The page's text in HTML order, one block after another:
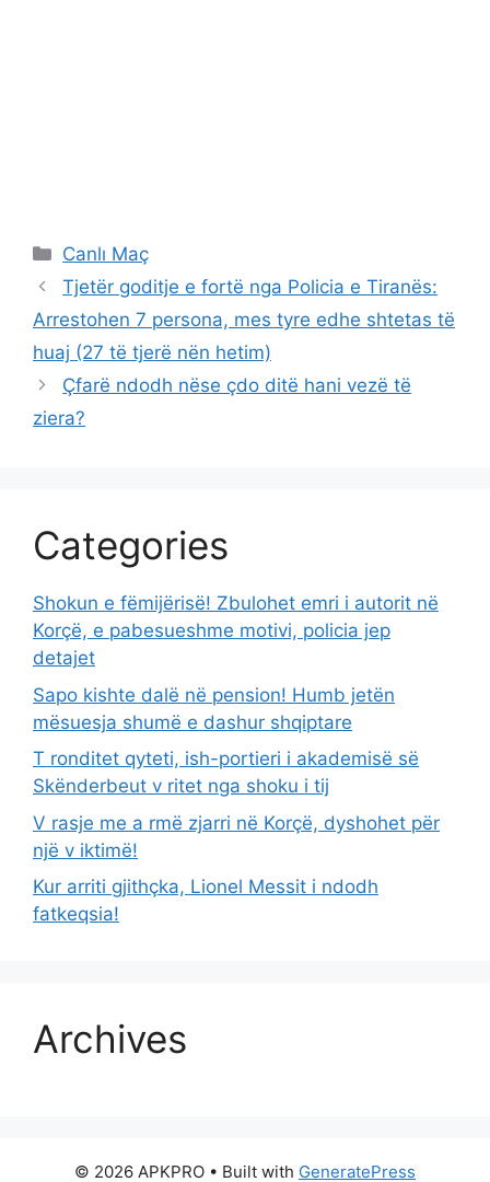
Categories
Canlı Maç
Tjetër goditje e fortë nga Policia e Tiranës:
Arrestohen 7 persona, mes tyre edhe shtetas të
huaj (27 të tjerë nën hetim)
Çfarë ndodh nëse çdo ditë hani vezë të
ziera?
Categories
Shokun e fëmijërisë! Zbulohet emri i autorit në
Korçë, e pabesueshme motivi, policia jep
detajet
Sapo kishte dalë në pension! Humb jetën
mësuesja shumë e dashur shqiptare
T ronditet qyteti, ish-portieri i akademisë së
Skënderbeut v ritet nga shoku i tij
V rasje me a rmë zjarri në Korçë, dyshohet për
një v iktimë!
Kur arriti gjithçka, Lionel Messit i ndodh
fatkeqsia!
Archives
© 2026 APKPRO • Built with GeneratePress